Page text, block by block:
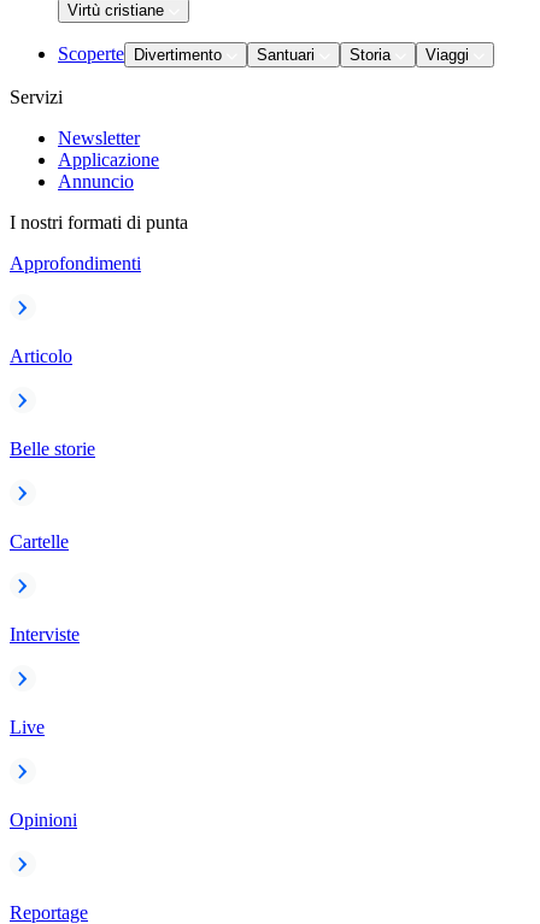
Virtù cristiane
Scoperte Divertimento Santuari Storia Viaggi
Servizi
Newsletter
Applicazione
Annuncio
I nostri formati di punta
Approfondimenti
Articolo
Belle storie
Cartelle
Interviste
Live
Opinioni
Reportage